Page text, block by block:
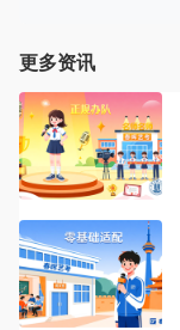
更多资讯